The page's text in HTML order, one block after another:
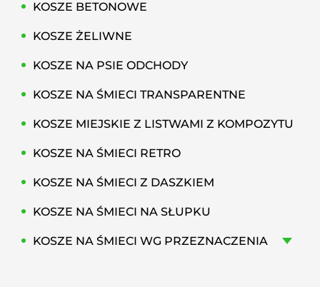
KOSZE BETONOWE
KOSZE ŻELIWNE
KOSZE NA PSIE ODCHODY
KOSZE NA ŚMIECI TRANSPARENTNE
KOSZE MIEJSKIE Z LISTWAMI Z KOMPOZYTU
KOSZE NA ŚMIECI RETRO
KOSZE NA ŚMIECI Z DASZKIEM
KOSZE NA ŚMIECI NA SŁUPKU
KOSZE NA ŚMIECI WG PRZEZNACZENIA